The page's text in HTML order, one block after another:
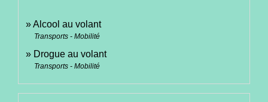
Alcool au volant
Transports - Mobilité
Drogue au volant
Transports - Mobilité